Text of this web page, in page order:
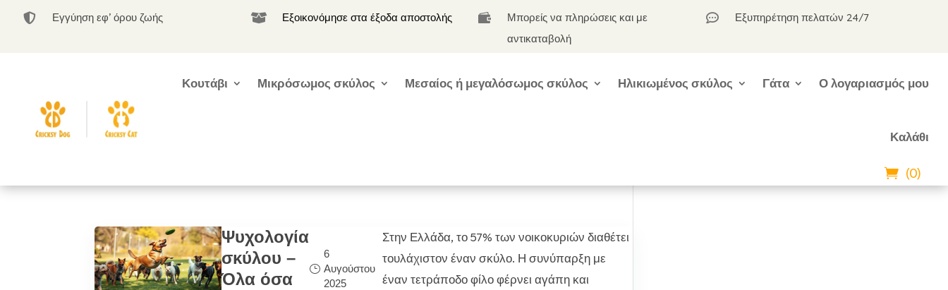
 Εγγύηση εφ’ όρου ζωής  Εξοικονόμησε στα έξοδα αποστολής 
Μπορείς να πληρώσεις και με
αντικαταβολή
 Εξυπηρέτηση πελατών 24/7
Κουτάβι Μικρόσωμος σκύλος Μεσαίος ή μεγαλόσωμος σκύλος Ηλικιωμένος σκύλος Γάτα Ο λογαριασμός μου
Καλάθι
(0)
Ψυχολογία
σκύλου –
Όλα όσα
6
Αυγούστου
2025
Στην Ελλάδα, το 57% των νοικοκυριών διαθέτει
τουλάχιστον έναν σκύλο. Η συνύπαρξη με
έναν τετράποδο φίλο φέρνει αγάπη και